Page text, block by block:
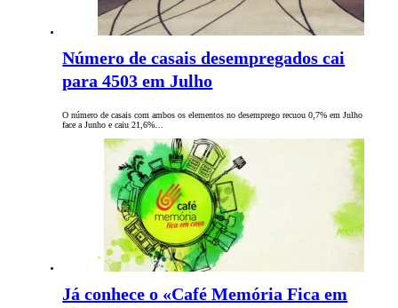
Número de casais desempregados cai
para 4503 em Julho
O número de casais com ambos os elementos no desemprego recuou 0,7% em Julho
face a Junho e caiu 21,6%…
Já conhece o «Café Memória Fica em